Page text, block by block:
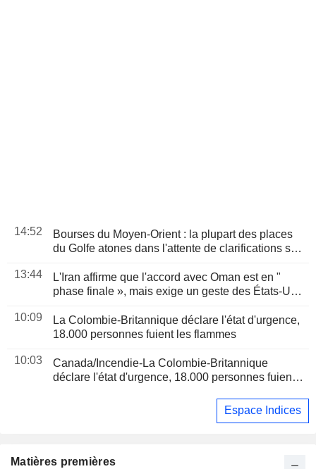
14:52
Bourses du Moyen-Orient : la plupart des places
du Golfe atones dans l'attente de clarifications sur
13:44
L'Iran affirme que l'accord avec Oman est en "
phase finale », mais exige un geste des États-Unis
10:09
La Colombie-Britannique déclare l'état d'urgence,
18.000 personnes fuient les flammes
10:03
Canada/Incendie-La Colombie-Britannique
déclare l'état d'urgence, 18.000 personnes fuient
Espace Indices
Matières premières